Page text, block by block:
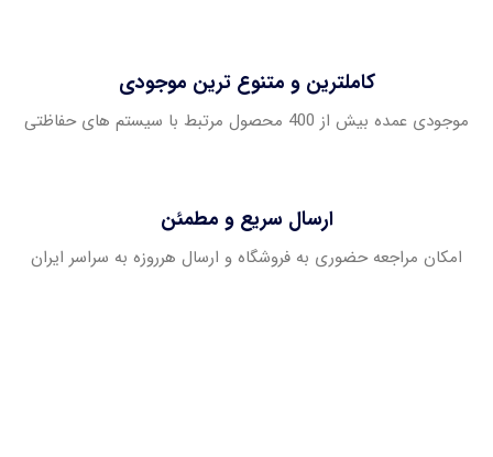
کاملترین و متنوع ترین موجودی
موجودی عمده بیش از 400 محصول مرتبط با سیستم های حفاظتی
ارسال سریع و مطمئن
امکان مراجعه حضوری به فروشگاه و ارسال هرروزه به سراسر ایران